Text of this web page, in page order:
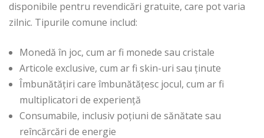
disponibile pentru revendicări gratuite, care pot varia
zilnic. Tipurile comune includ:
Monedă în joc, cum ar fi monede sau cristale
Articole exclusive, cum ar fi skin-uri sau ținute
Îmbunătățiri care îmbunătățesc jocul, cum ar fi
multiplicatori de experiență
Consumabile, inclusiv poțiuni de sănătate sau
reîncărcări de energie